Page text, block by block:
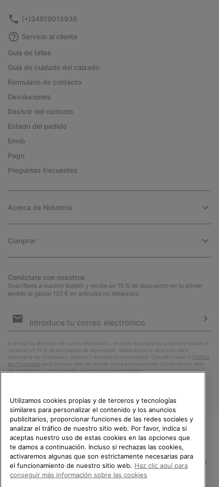
(+)34919015936
Servicio al cliente
Guía de tallas
Guía de cuidado del calzado
Formulario de contacto
Devoluciones
Desistir del contrato
Estado del pedido
Envío
Pago
Preguntas frecuentes
Acerca de Nosotros
Comprar
Conéctate con nosotros
Suscríbete a nuestro boletín y recibe un 15 % de descuento en tu primer
pedido al gastar 120 € en artículos no rebajados.
de
Al enviar tu dirección de correo electrónico, te estás suscribiendo a nuestro boletín y
recibirás un 15 % de descuento de bienvenida. Utilizaremos tu dirección para
informarte de novedades, ofertas y eventos promocionales. Consulta nuestra Política
de Privacidad para conocer más en detalle cómo procesaremos tus datos con fines
de ’marketing’ y cómo puedes revocar tu consentimiento.
España
TE DAMOS LA BIENVENIDA A
SOREL.
POR FAVOR, SELECCIONA TU
PAÍS.
Utilizamos cookies propias y de terceros y tecnologías
similares para personalizar el contenido y los anuncios
publicitarios, proporcionar funciones de las redes sociales y
analizar el tráfico de nuestro sitio web. Por favor, indica si
aceptas nuestro uso de estas cookies en las opciones que
te damos a continuación. Incluso si rechazas las cookies,
activaremos algunas que son estrictamente necesarias para
el funcionamiento de nuestro sitio web. Haz clic aquí para
conseguir más información sobre las cookies